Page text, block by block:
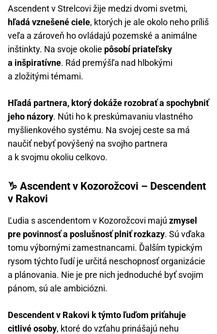
Ascendent v Strelcovi žije medzi dvomi svetmi,
hľadá vznešené ciele, ktorých je ale okolo neho príliš
veľa a zároveň ho ovládajú pozemské a animálne
inštinkty. Na svoje okolie pôsobí priateľsky
a inšpiratívne. Rád premýšľa nad hlbokými
a zložitými témami.
Hľadá partnera, ktorý dokáže rozobrať a spochybniť
jeho názory. Núti ho k preskúmavaniu vlastného
myšlienkového systému. Na svojej ceste sa má
naučiť nebyť povýšený na svojho partnera
a k svojmu okoliu celkovo.
♑ Ascendent v Kozorožcovi – Descendent
v Rakovi
Ľudia s ascendentom v Kozorožcovi majú zmysel
pre povinnosť a poslušnosť plniť rozkazy. Sú vďaka
tomu výbornými zamestnancami. Ďalším typickým
rysom týchto ľudí je určitá neschopnosť organizácie
a plánovania. Nie je pre nich jednoduché byť svojim
pánom, sú ale ambiciózni.
Descendent v Rakovi k týmto ľuďom priťahuje
citlivé osoby, ktoré do vzťahu prinášajú nehu